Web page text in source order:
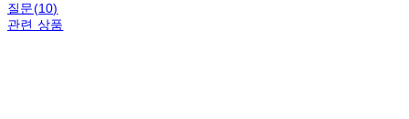
질문(10)
관련 상품